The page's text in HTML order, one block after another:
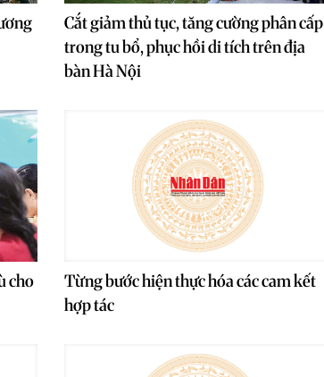
Cắt giảm thủ tục, tăng cường phân cấp
trong tu bổ, phục hồi di tích trên địa
bàn Hà Nội
cho
Từng bước hiện thực hóa các cam kết
hợp tác